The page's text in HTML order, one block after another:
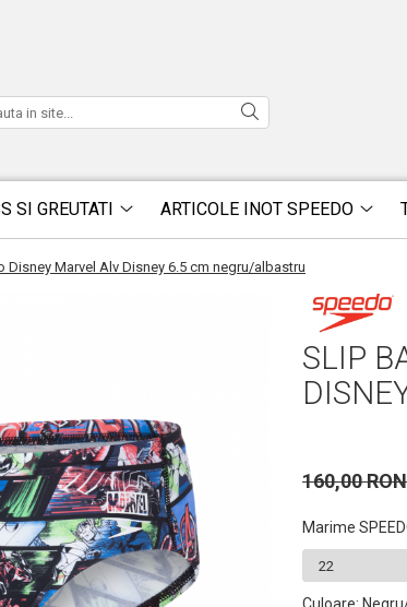
SI GREUTATI ARTICOLE INOT SPEEDO
Disney Marvel Alv Disney 6.5 cm negru/albastru
SLIP
160,00 RON
Marime